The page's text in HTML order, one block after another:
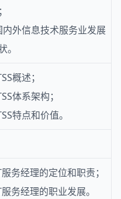
内外信息技术服务业发展
。
概述；
体系架构；
特点和价值。
务经理的定位和职责；
务经理的职业发展。